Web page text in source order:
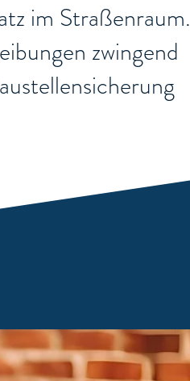
im Straßenraum.
zwingend